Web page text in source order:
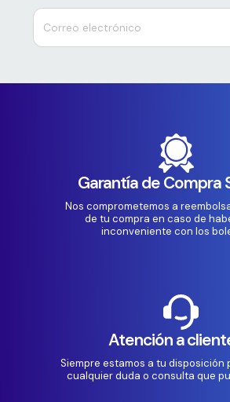
Garantía de Compra
Nos comprometemos a
de tu compra en caso de
inconveniente con los
Atención a
Siempre estamos a tu disposición
cualquier duda o consulta que